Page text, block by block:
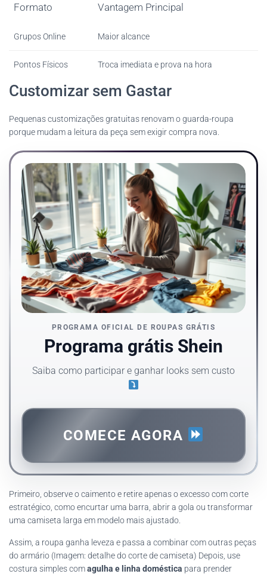
Formato Vantagem Principal
Grupos Online Maior alcance
Pontos Físicos Troca imediata e prova na hora
Customizar sem Gastar
Pequenas customizações gratuitas renovam o guarda-roupa
porque mudam a leitura da peça sem exigir compra nova.
PROGRAMA OFICIAL DE ROUPAS GRÁTIS
Programa grátis Shein
Saiba como participar e ganhar looks sem custo
COMECE AGORA
Primeiro, observe o caimento e retire apenas o excesso com corte
estratégico, como encurtar uma barra, abrir a gola ou transformar
uma camiseta larga em modelo mais ajustado.
Assim, a roupa ganha leveza e passa a combinar com outras peças
do armário (Imagem: detalhe do corte de camiseta) Depois, use
costura simples comagulha e linha doméstica para prender